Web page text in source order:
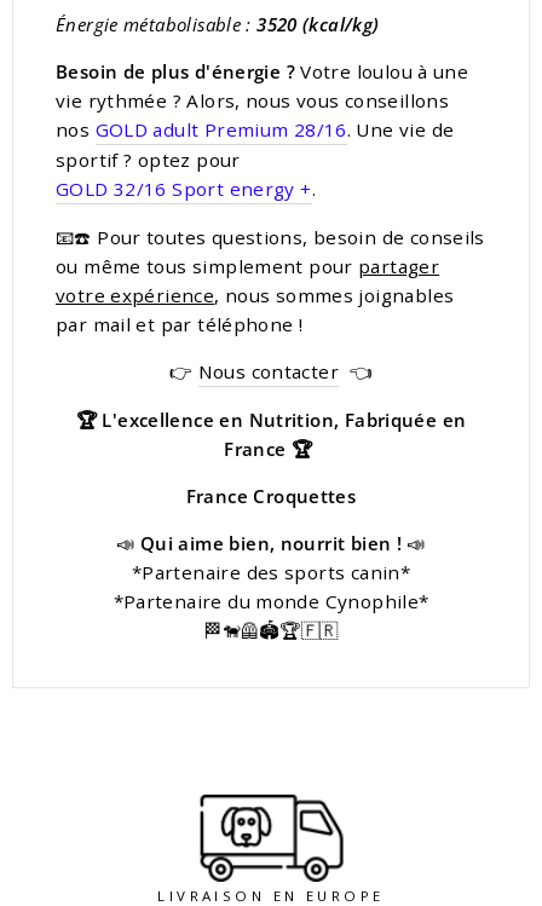
Énergie métabolisable : 3520 (kcal/kg)
Besoin de plus d'énergie ?Votre loulou à une
vie rythmée ? Alors, nous vous conseillons
nos GOLD adult Premium 28/16. Une vie de
sportif ? optez pour
GOLD 32/16 Sport energy +.
📧☎️ Pour toutes questions, besoin de conseils
ou même tous simplement pour partager
votre expérience, nous sommes joignables
par mail et par téléphone !
👉 Nous contacter👈
🏆 L'excellence en Nutrition, Fabriquée en
France 🏆
France Croquettes
📣 Qui aime bien, nourrit bien ! 📣
*Partenaire des sports canin*
*Partenaire du monde Cynophile*
🏁🐕‍🦺🏟️🏆🇫🇷
LIVRAISON EN EUROPE